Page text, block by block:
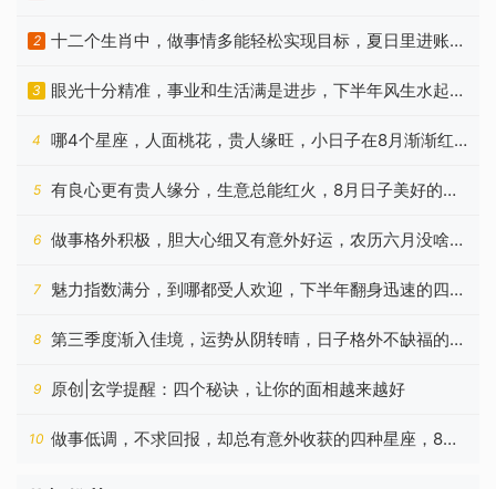
谁？
2
十二个生肖中，做事情多能轻松实现目标，夏日里进账加
3
眼光十分精准，事业和生活满是进步，下半年风生水起的
4
哪4个星座，人面桃花，贵人缘旺，小日子在8月渐渐红
火起来
5
有良心更有贵人缘分，生意总能红火，8月日子美好的四
个生肖
6
做事格外积极，胆大心细又有意外好运，农历六月没啥烦
恼的生肖
7
魅力指数满分，到哪都受人欢迎，下半年翻身迅速的四种
8
第三季度渐入佳境，运势从阴转晴，日子格外不缺福的四
个生肖
9 原创|玄学提醒：四个秘诀，让你的面相越来越好
10 做事低调，不求回报，却总有意外收获的四种星座，8月